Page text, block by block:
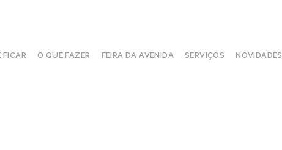
FICAR O QUE FAZER FEIRA DA AVENIDA SERVIÇOS NOVIDADES